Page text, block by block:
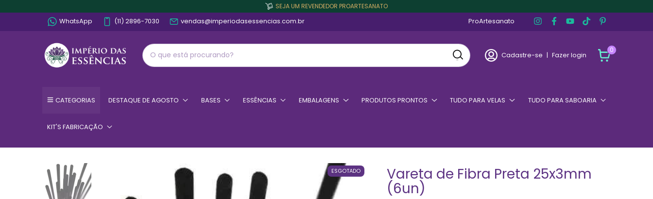
SEJA UM REVENDEDOR PROARTESANATO
WhatsApp (11) 2896-7030 vendas@imperiodasessencias.com.br ProArtesanato
Cadastre-se | Fazer login
0
CATEGORIAS DESTAQUE DE AGOSTO BASES ESSÊNCIAS EMBALAGENS PRODUTOS PRONTOS TUDO PARA VELAS TUDO PARA SABOARIA
KIT'S FABRICAÇÃO
ESGOTADO Vareta de Fibra Preta 25x3mm
(6un)